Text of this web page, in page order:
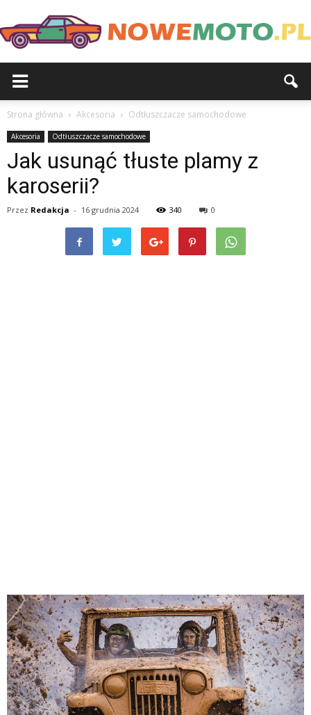
Strona główna Akcesoria Odtłuszczacze samochodowe
Akcesoria Odtłuszczacze samochodowe
Jak usunąć tłuste plamy z
karoserii?
Przez Redakcja - 16 grudnia 2024 340 0